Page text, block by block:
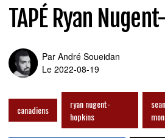
TAPÉ Ryan
Par André Soueidan
Le 2022-08-19
canadiens
ryan nugent-
hopkins
sean